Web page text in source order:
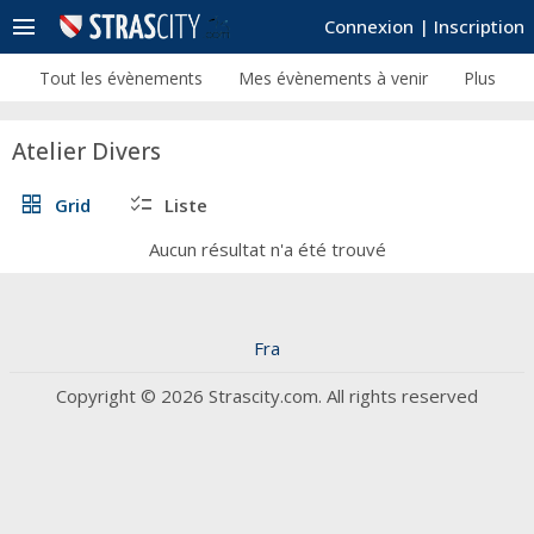
Connexion | Inscription
menu
Tout les évènements Mes évènements à venir Plus
Atelier Divers
grid_view Grid checklist Liste
Aucun résultat n'a été trouvé
Fra
Copyright © 2026 Strascity.com. All rights reserved